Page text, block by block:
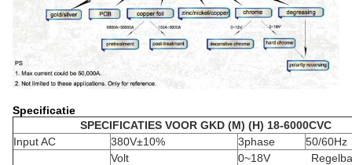
Specificatie
SPECIFICATIES VOOR GKD (M) (H) 18-6000CVC
Input AC
380V±10% 3phase 50/60Hz
Volt
0~18V